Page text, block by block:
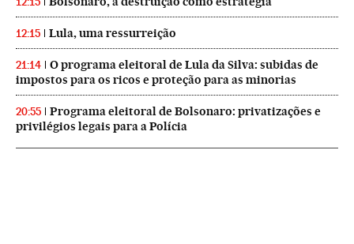
12:15 Lula, uma ressurreição
21:14
O programa eleitoral de Lula da Silva: subidas de
impostos para os ricos e proteção para as minorias
20:55
Programa eleitoral de Bolsonaro: privatizações e
privilégios legais para a Polícia